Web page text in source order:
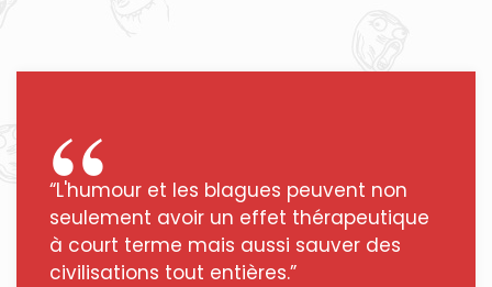
“L'humour et les blagues peuvent non
seulement avoir un effet thérapeutique
à court terme mais aussi sauver des
civilisations tout entières.”